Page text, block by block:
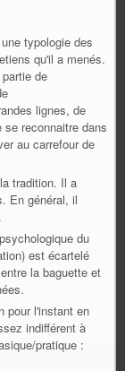
typologie des
qu'il a menés.
de
lignes, de
reconnaitre dans
au carrefour de
tradition. Il a
En général, il
du
est écartelé
la baguette et
pour l'instant en
indifférent à
pratique :